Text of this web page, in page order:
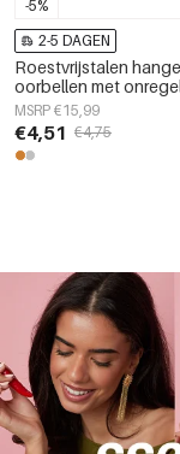
-5%
2-5 DAGEN
Roestvrijstalen
oorbellen met
vorm, casual,
eenvoudige serie,
sieraden
MSRP €15,99
€4,51 €4,75